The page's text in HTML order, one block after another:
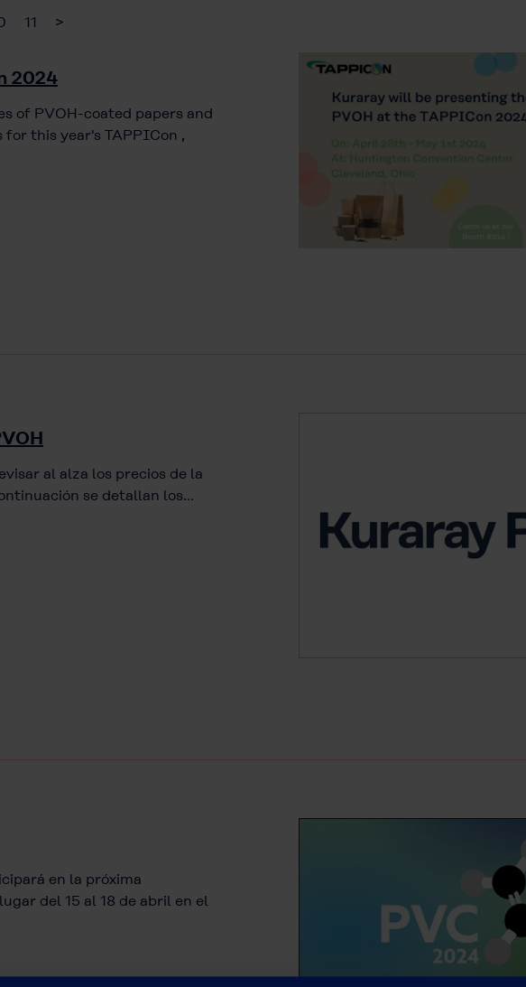
11 >
2024
of PVOH-coated papers and
this year's TAPPICon ,
al alza los precios de la
se detallan los…
en la próxima
del 15 al 18 de abril en el